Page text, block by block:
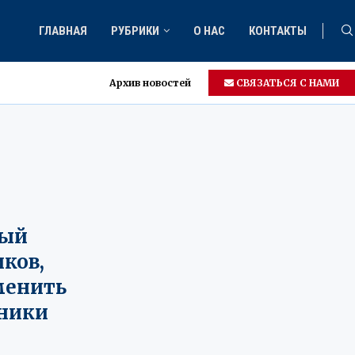
ГЛАВНАЯ РУБРИКИ О НАС КОНТАКТЫ
Архив новостей СВЯЗАТЬСЯ С НАМИ